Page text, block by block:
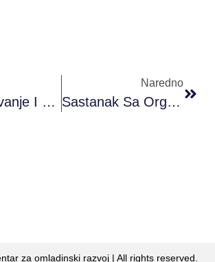
Prepoznavanje I Borba Protiv Dezinformacija FAKE NEWS U Javnom Medijskom Prostoru, Te Utjecaj Dezinformacija Na Javno Mnijenje
Naredno
Sastanak Sa Organizacijama Civilnog Društva 03.04.2019. Godine. Misija OSCE-A U BiH, Sarajevo
za omladinski razvoj | All rights reserved.